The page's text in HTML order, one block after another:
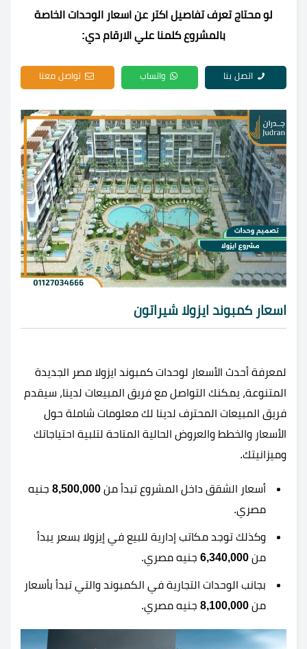
لو محتاج تعرف تفاصيل اكتر عن اسعار الوحدات الخاصة
بالمشروع كلمنا علي الارقام دي:
اتصل بنا واتساب تواصل معنا
اسعار كمبوند ايزولا شيراتون
لمعرفة أحدث الأسعار لوحدات كمبوند ايزولا مصر الجديدة
المتنوعة، يمكنك التواصل مع فريق المبيعات لدينا، سيقدم
فريق المبيعات المحترف لدينا لك معلومات شاملة حول
الأسعار والخطط والعروض الحالية المتاحة لتلبية احتياجاتك
وميزانيتك.
أسعار الشقق داخل المشروع تبدأ من
جنيه
مصري.
وكذلك توجد مكاتب إدارية للبيع في إيزولا بسعر يبدأ
من 6,340,000 جنيه مصري.
بجانب الوحدات التجارية في الكمبوند والتي تبدأ بأسعار
من 8,100,000 جنيه مصري.